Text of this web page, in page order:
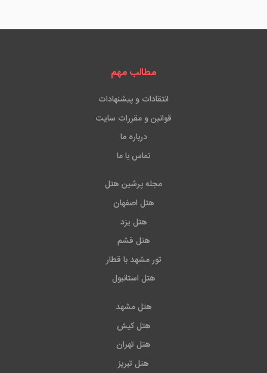
مطالب مهم
انتقادات و پیشنهادات
قوانین و مقررات سایت
درباره ما
تماس با ما
مجله پرشین هتل
هتل اصفهان
هتل یزد
هتل قشم
تور مشهد با قطار
هتل استانبول
هتل مشهد
هتل کیش
هتل تهران
هتل تبریز